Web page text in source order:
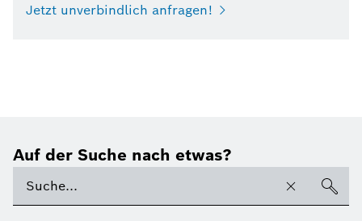
Jetzt unverbindlich anfragen!
Auf der Suche nach etwas?